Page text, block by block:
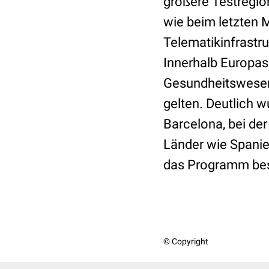
wie beim letzten
Innerhalb
gelten. Deutlich
Barcelona, bei
Länder wie
das Programm
© Copyright